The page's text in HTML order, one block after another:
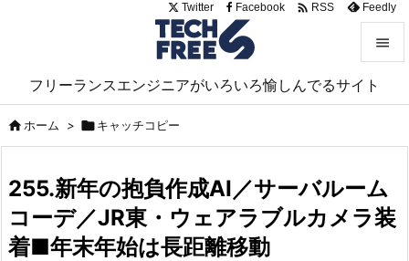
フリーランスエンジニアがいろいろ愉しんでるサイト


サイド

前へ

Twitter Facebook  RSS Feedly
ホーム > キャッチコピー
255.新年の抱負作成AI／サーバルーム
コーデ／JR東・ウェアラブルカメラ装
着■年末年始は長距離移動